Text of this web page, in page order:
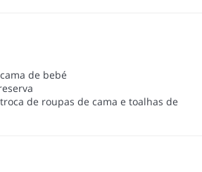
de bebé
de roupas de cama e toalhas de